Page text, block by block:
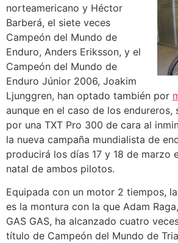
norteamericano y Héctor
Barberá, el siete veces
Campeón del Mundo de
Enduro, Anders Eriksson, y el
Campeón del Mundo de
Enduro Júnior 2006, Joakim
Ljunggren, han optado también por
aunque en el caso de los endureros,
por una TXT Pro 300 de cara al
la nueva campaña mundialista de
producirá los días 17 y 18 de marzo
natal de ambos pilotos.
Equipada con un motor 2 tiempos,
es la montura con la que Adam
GAS GAS, ha alcanzado cuatro
título de Campeón del Mundo de